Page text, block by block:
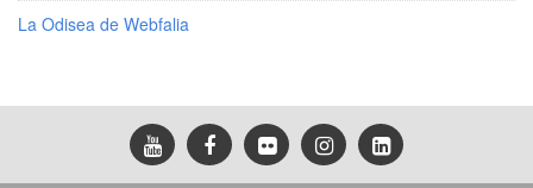
La Odisea de Webfalia